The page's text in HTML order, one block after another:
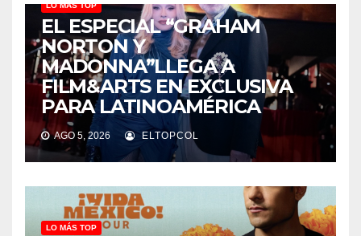
LO MÁS TOP
EL ESPECIAL “GRAHAM
NORTON Y
MADONNA”LLEGA A
FILM&ARTS EN EXCLUSIVA
PARA LATINOAMÉRICA
AGO 5, 2026 ELTOPCOL
LO MÁS TOP